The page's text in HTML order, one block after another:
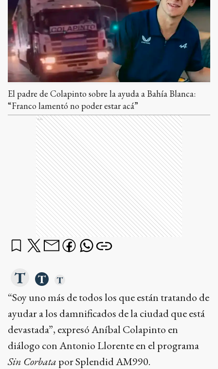
El padre de Colapinto sobre la ayuda a Bahía Blanca:
“Franco lamentó no poder estar acá”
Ads
“Soy uno más de todos los que están tratando de
ayudar a los damnificados de la ciudad que está
devastada”, expresó Aníbal Colapinto en
diálogo con Antonio Llorente en el programa
Sin Corbata por Splendid AM990.